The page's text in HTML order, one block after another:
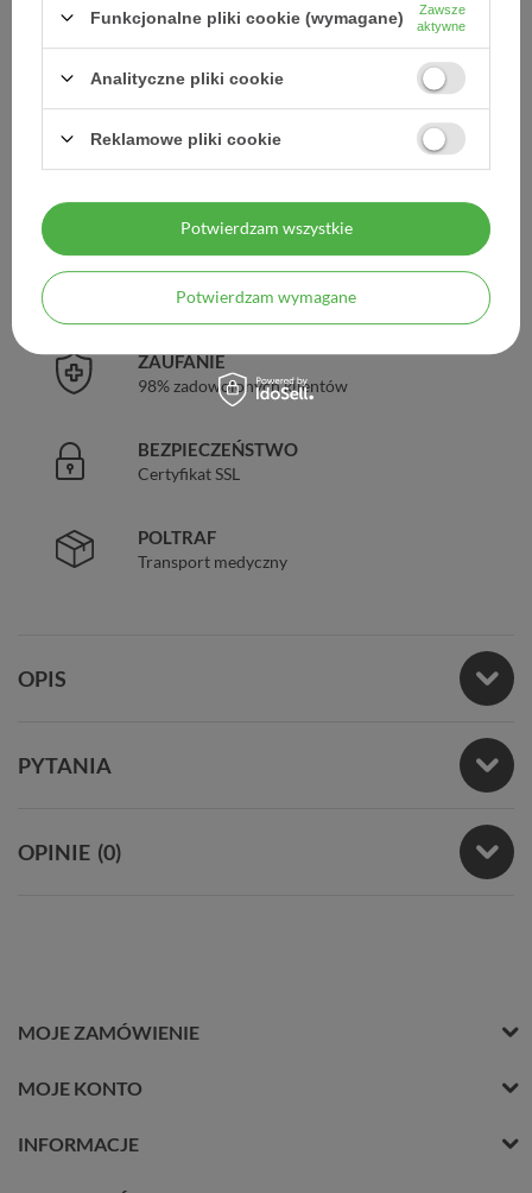
DOŚWIADCZENIE
Legalna apteka od 2006 r.
ZAUFANIE
98% zadowolonych klientów
BEZPIECZEŃSTWO
Certyfikat SSL
POLTRAF
Transport medyczny
OPIS
PYTANIA
OPINIE (0)
MOJE ZAMÓWIENIE
MOJE KONTO
INFORMACJE
Funkcjonalne pliki cookie (wymagane)
Zawsze
aktywne
Analityczne pliki cookie
Reklamowe pliki cookie
Potwierdzam wymagane
Potwierdzam wszystkie